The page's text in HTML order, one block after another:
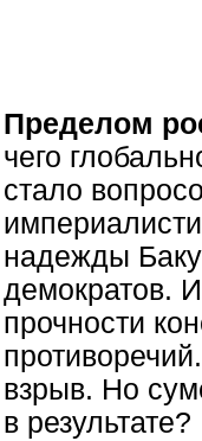
Пределом
чего
стало
надежды
демократов.
прочности
взрыв. Но
в результате?